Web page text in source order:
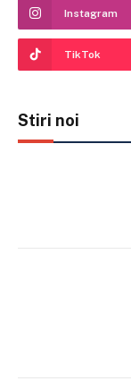
Instagram
TikTok
Stiri noi